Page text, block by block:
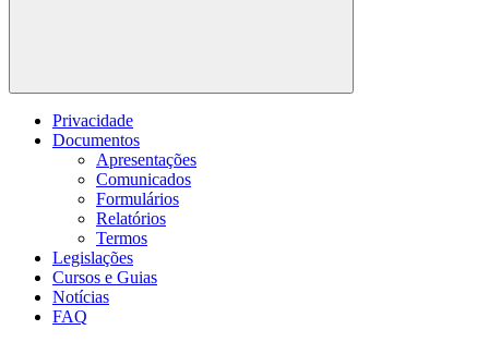
Buscar
Privacidade
Documentos
Apresentações
Comunicados
Formulários
Relatórios
Termos
Legislações
Cursos e Guias
Notícias
FAQ